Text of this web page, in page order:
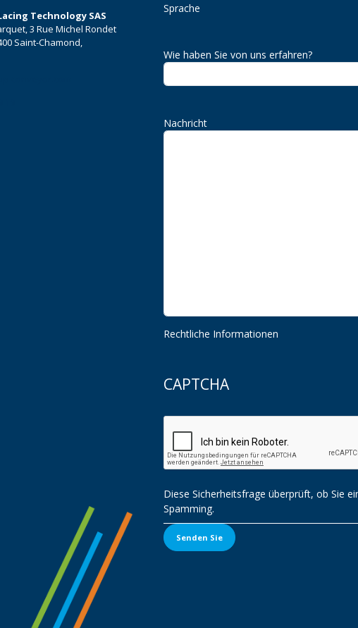
Technology SAS
3 Rue Michel Rondet
Saint-Chamond,
Sprache
Wie haben Sie von uns erfahren?
Nachricht
Rechtliche Informationen
CAPTCHA
Diese Sicherheitsfrage überprüft, ob Sie
Spamming.
Senden Sie